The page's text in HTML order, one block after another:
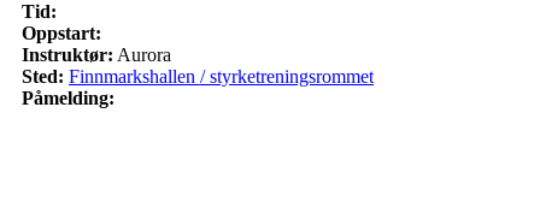
Tid:
Oppstart:
Instruktør: Aurora
Sted: Finnmarkshallen / styrketreningsrommet
Påmelding: